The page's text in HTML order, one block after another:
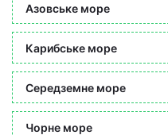
Азовське море
Карибське море
Середземне море
Чорне море